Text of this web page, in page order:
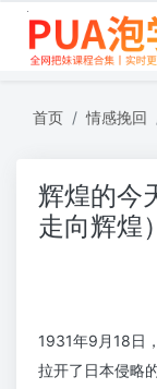
首页 情感挽回
辉煌的今
走向辉煌）
1931年9月18日
拉开了日本侵略